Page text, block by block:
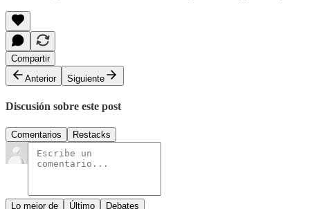
Compartir
Anterior
Siguiente
Discusión sobre este post
Comentarios Restacks
Lo mejor de Último Debates